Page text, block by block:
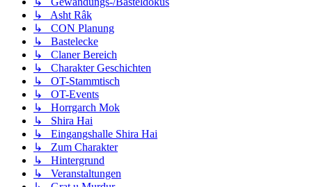
↳ Asht Râk
↳ CON Planung
↳ Bastelecke
↳ Claner Bereich
↳ Charakter Geschichten
↳ OT-Stammtisch
↳ OT-Events
↳ Horrgarch Mok
↳ Shira Hai
↳ Eingangshalle Shira Hai
↳ Zum Charakter
↳ Hintergrund
↳ Veranstaltungen